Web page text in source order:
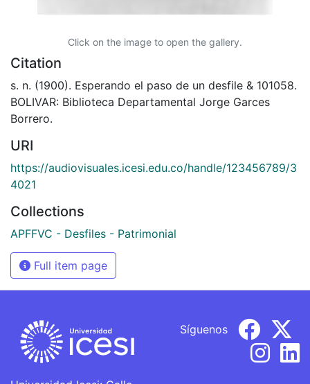
Click on the image to open the gallery.
Citation
s. n. (1900). Esperando el paso de un desfile & 101058.
BOLIVAR: Biblioteca Departamental Jorge Garces
Borrero.
URI
https://audiovisuales.icesi.edu.co/handle/123456789/3
4021
Collections
APFFVC - Desfiles - Patrimonial
Full item page
Síguenos